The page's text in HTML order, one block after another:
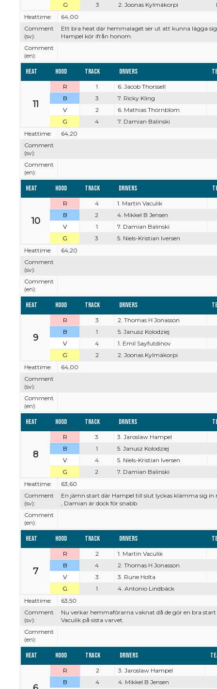
G
3 2. Joonas Kylmäkorpi
Heattime:
64,00
Comment
(sv):
Ett bra heat där hemmalaget ser ut att kunna lägga
Hampel kör ifrån honom.
Comment
(en):
Heat Hood Track Drivers
11
R 1
6. Jacob Thorssell
B
3
7. Ricky Kling
V
2
6. Mathias Thörnblom
G
4
7. Damian Balinski
Heattime:
64,20
Comment
(sv):
Comment
(en):
Heat Hood Track Drivers
10
R 4
1. Martin Vaculik
B
2
4. Mikkel B Jensen
V
1
7. Damian Balinski
G
3
5. Niels-Kristian Iversen
Heattime:
64,20
Comment
(sv):
Comment
(en):
Heat Hood Track Drivers
9
R 3
2. Thomas H Jonasson
B
1
5. Janusz Kolodziej
V
4
1. Emil Sayfutdinov
G
2
2. Joonas Kylmäkorpi
Heattime:
64,00
Comment
(sv):
Comment
(en):
Heat Hood Track Drivers
8
R 3
3. Jaroslaw Hampel
B
1
5. Janusz Kolodziej
V
4
5. Niels-Kristian Iversen
G
2
7. Damian Balinski
Heattime:
63,60
Comment
(sv):
En jämn start där Hampel till slut lyckas klämma sig
, Damian är dock för snabb
Comment
(en):
Heat Hood Track Drivers
7
R 2
1. Martin Vaculik
B
4
2. Thomas H Jonasson
V
3
3. Rune Holta
G
1
4. Antonio Lindbäck
Heattime:
63,50
Comment
(sv):
Nu verkar hemmaförarna vaknat då de gör en bra
Vaculik på sista varvet.
Comment
(en):
Heat Hood Track Drivers
R 2
3. Jaroslaw Hampel
B
4 4. Mikkel B Jensen